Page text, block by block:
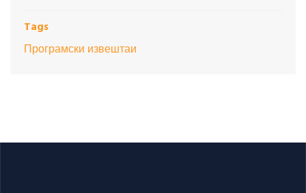
Tags
Програмски извештаи